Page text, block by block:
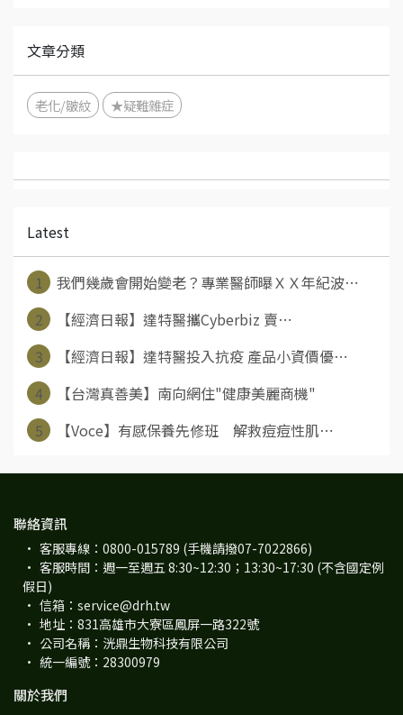
文章分類
老化/皺紋 ★疑難雜症
Latest
1
我們幾歲會開始變老？專業醫師曝ＸＸ年紀波⋯
2
【經濟日報】達特醫攜Cyberbiz 賣⋯
3
【經濟日報】達特醫投入抗疫 產品小資價優⋯
4
【台灣真善美】南向網住"健康美麗商機"
5
【Voce】有感保養先修班 解救痘痘性肌⋯
聯絡資訊
客服專線：0800-015789 (手機請撥07-7022866)
客服時間：週一至週五 8:30~12:30；13:30~17:30 (不含國定例
假日)
信箱：service@drh.tw
地址：831高雄市大寮區鳳屏一路322號
公司名稱：洸鼎生物科技有限公司
統一編號：28300979
關於我們